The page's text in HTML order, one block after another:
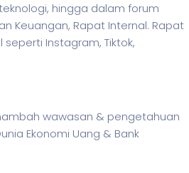
hingga dalam forum
Keuangan, Rapat Internal. Rapat
seperti Instagram, Tiktok,
wawasan & pengetahuan
Ekonomi Uang & Bank